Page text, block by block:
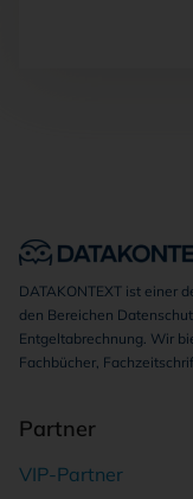
DATAKONTEXT ist einer
den Bereichen
Entgeltabrechnung. Wir
Fachbücher,
Partner
VIP-Partner